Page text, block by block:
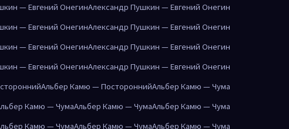
— Евгений ОнегинАлександр Пушкин — Евгений Онегин
— Евгений ОнегинАлександр Пушкин — Евгений Онегин
— Евгений ОнегинАлександр Пушкин — Евгений Онегин
— Евгений ОнегинАлександр Пушкин — Евгений Онегин
Альбер Камю — ПостороннийАльбер Камю — Чума
Камю — ЧумаАльбер Камю — ЧумаАльбер Камю — Чума
Камю — ЧумаАльбер Камю — ЧумаАльбер Камю — Чума